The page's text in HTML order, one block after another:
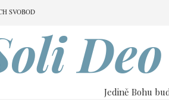
SVOBOD
Jedině Bohu